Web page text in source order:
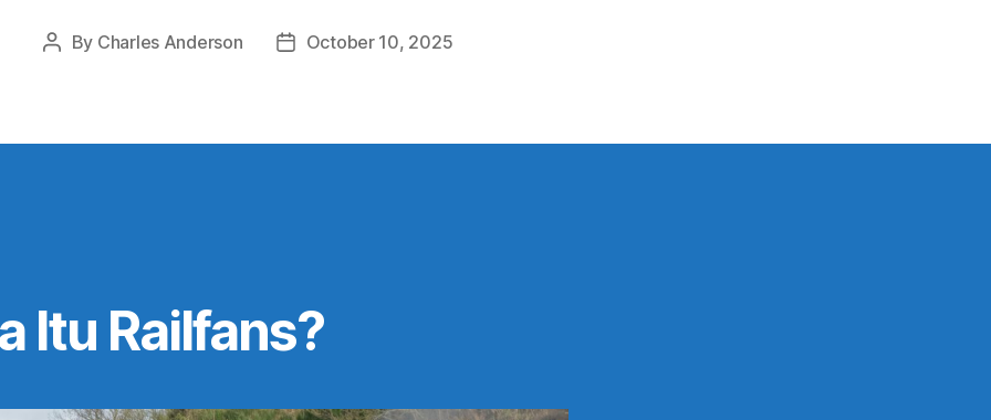
Post
By Charles Anderson
PostOctober 10, 2025
Itu Railfans?